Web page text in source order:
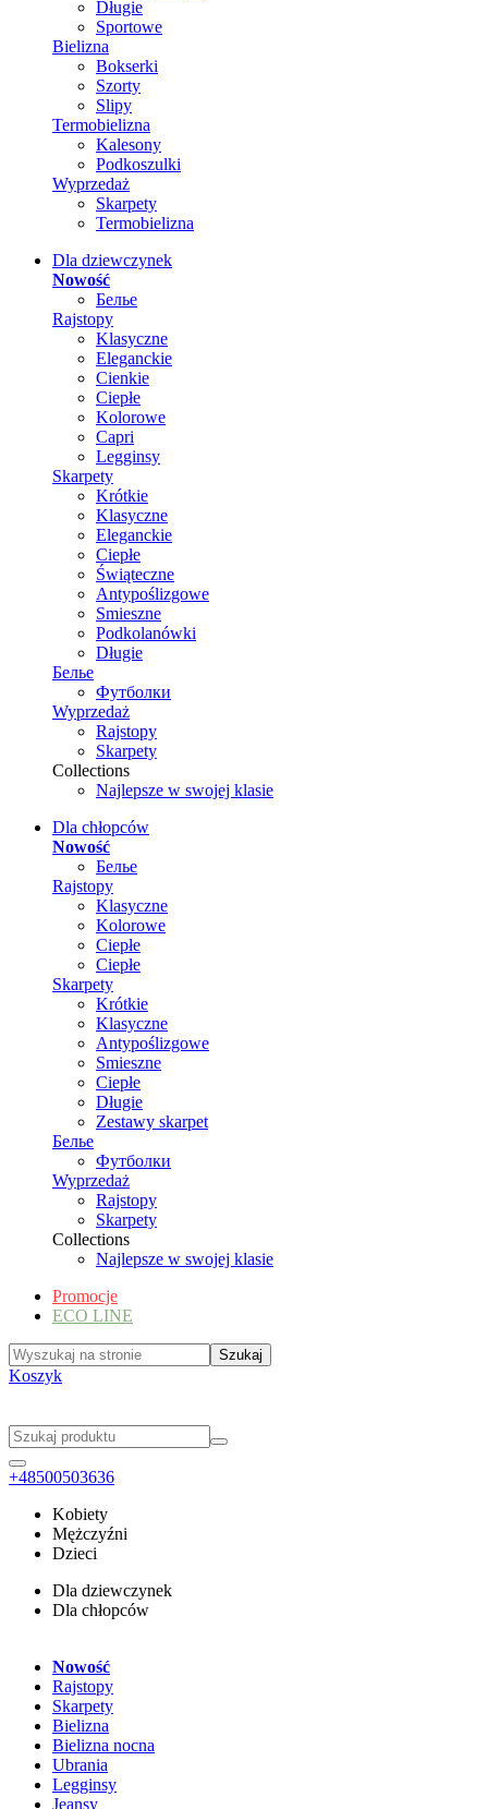
Długie
Sportowe
Bielizna
Bokserki
Szorty
Slipy
Termobielizna
Kalesony
Podkoszulki
Wyprzedaż
Skarpety
Termobielizna
Dla dziewczynek
Nowość
Белье
Rajstopy
Klasyczne
Eleganckie
Cienkie
Ciepłe
Kolorowe
Capri
Legginsy
Skarpety
Krótkie
Klasyczne
Eleganckie
Ciepłe
Świąteczne
Antypoślizgowe
Smieszne
Podkolanówki
Długie
Белье
Футболки
Wyprzedaż
Rajstopy
Skarpety
Collections
Najlepsze w swojej klasie
Dla chłopców
Nowość
Белье
Rajstopy
Klasyczne
Kolorowe
Ciepłe
Ciepłe
Skarpety
Krótkie
Klasyczne
Antypoślizgowe
Smieszne
Ciepłe
Długie
Zestawy skarpet
Белье
Футболки
Wyprzedaż
Rajstopy
Skarpety
Collections
Najlepsze w swojej klasie
Promocje
ECO LINE
Koszyk
+48500503636
Kobiety
Mężczyźni
Dzieci
Dla dziewczynek
Dla chłopców
Nowość
Rajstopy
Skarpety
Bielizna
Bielizna nocna
Ubrania
Legginsy
Jeansy